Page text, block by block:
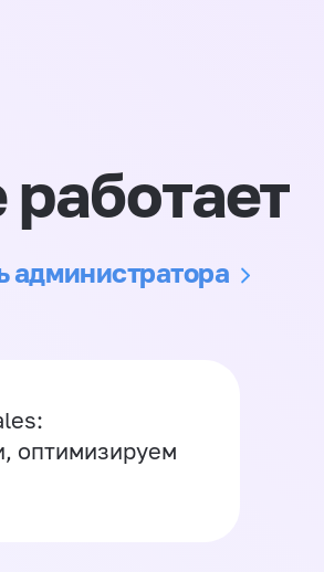
администратора
оптимизируем